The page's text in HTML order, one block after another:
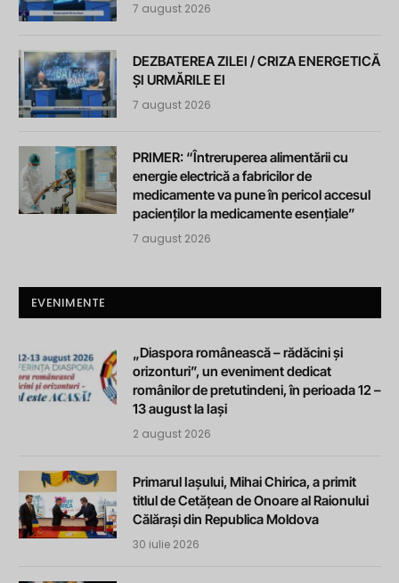
7 august 2026
DEZBATEREA ZILEI / CRIZA ENERGETICĂ
ȘI URMĂRILE EI
7 august 2026
PRIMER: “Întreruperea alimentării cu
energie electrică a fabricilor de
medicamente va pune în pericol accesul
pacienților la medicamente esențiale”
7 august 2026
EVENIMENTE
„Diaspora românească – rădăcini și
orizonturi”, un eveniment dedicat
românilor de pretutindeni, în perioada 12 –
13 august la Iași
2 august 2026
Primarul Iașului, Mihai Chirica, a primit
titlul de Cetățean de Onoare al Raionului
Călărași din Republica Moldova
30 iulie 2026